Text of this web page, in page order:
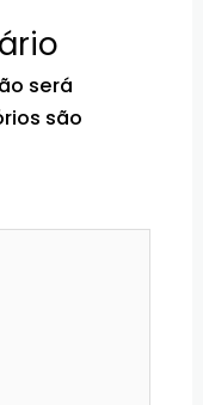
será
são